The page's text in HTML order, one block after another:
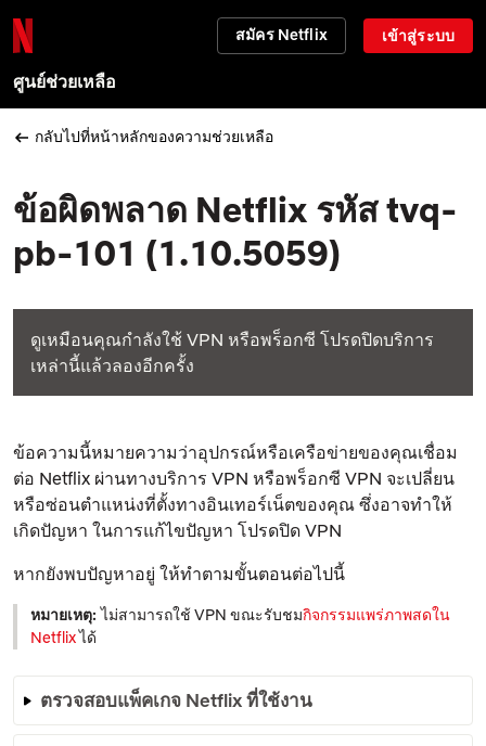
สมัคร Netflix เข้าสู่ระบบ
ศูนย์ช่วยเหลือ
กลับไปที่หน้าหลักของความช่วยเหลือ
ข้อผิดพลาด Netflix รหัส tvq-
pb-101 (1.10.5059)
ดูเหมือนคุณกำลังใช้ VPN หรือพร็อกซี โปรดปิดบริการ
เหล่านี้แล้วลองอีกครั้ง
ข้อความนี้หมายความว่าอุปกรณ์หรือเครือข่ายของคุณเชื่อม
ต่อ Netflix ผ่านทางบริการ VPN หรือพร็อกซี VPN จะเปลี่ยน
หรือซ่อนตำแหน่งที่ตั้งทางอินเทอร์เน็ตของคุณ ซึ่งอาจทำให้
เกิดปัญหา ในการแก้ไขปัญหา โปรดปิด VPN
หากยังพบปัญหาอยู่ ให้ทำตามขั้นตอนต่อไปนี้
หมายเหตุ: ไม่สามารถใช้ VPN ขณะรับชมกิจกรรมแพร่ภาพสดใน
Netflixได้
ตรวจสอบแพ็คเกจ Netflix ที่ใช้งาน